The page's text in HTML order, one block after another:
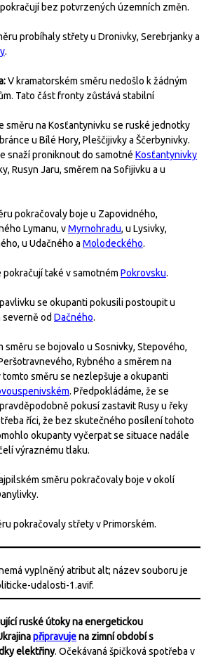
bez potvrzených územních změn.
probíhaly střety u Dronivky, Serebrjanky a
.
V kramatorském směru nedošlo k žádným
Tato část fronty zůstává stabilní
směru na Kosťantynivku se ruské jednotky
u Bílé Hory, Pleščijivky a Ščerbynivky.
snaží proniknout do samotné Kosťantynivky
Rusyn Jaru, směrem na Sofijivku a u
pokračovaly boje u Zapovidného,
Lymanu, vMyrnohradu, u Lysivky,
u Udačného a Molodeckého.
také v samotném Pokrovsku.
se okupanti pokusili postoupit u
severně od Dačného.
směru se bojovalo u Sosnivky, Stepového,
Rybného a směrem na
tomto směru se nezlepšuje a okupanti
. Předpokládáme, že se
pokusí zastavit Rusy u řeky
říci, že bez skutečného posílení tohoto
okupanty vyčerpat se situace nadále
výraznému tlaku.
směru pokračovaly boje v okolí
pokračovaly střety v Primorském.
ruské útoky na energetickou
připravujena zimní období s
elektřiny. Očekávaná špičková spotřeba v